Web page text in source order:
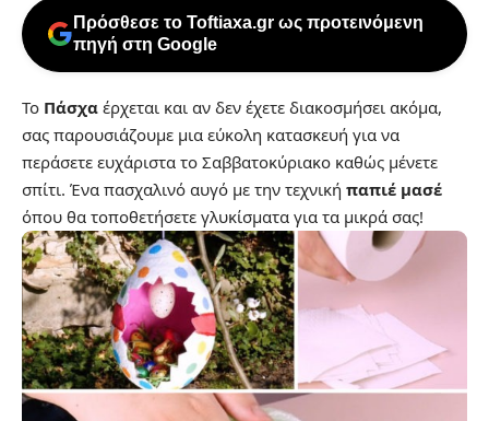
Πρόσθεσε το Toftiaxa.gr ως προτεινόμενη
πηγή στη Google
Το Πάσχα έρχεται και αν δεν έχετε διακοσμήσει ακόμα,
σας παρουσιάζουμε μια εύκολη κατασκευή για να
περάσετε ευχάριστα το Σαββατοκύριακο καθώς μένετε
σπίτι. Ένα πασχαλινό αυγό με την τεχνική παπιέ μασέ
όπου θα τοποθετήσετε γλυκίσματα για τα μικρά σας!